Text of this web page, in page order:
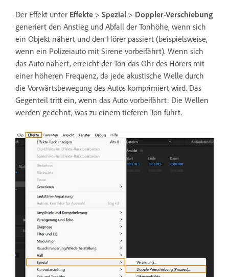
Der Effekt unter Effekte > Spezial > Doppler-Verschiebung
generiert den Anstieg und Abfall der Tonhöhe, wenn sich
ein Objekt nähert und den Hörer passiert (beispielsweise,
wenn ein Polizeiauto mit Sirene vorbeifährt). Wenn sich
das Auto nähert, erreicht der Ton das Ohr des Hörers mit
einer höheren Frequenz, da jede akustische Welle durch
die Vorwärtsbewegung des Autos komprimiert wird. Das
Gegenteil tritt ein, wenn das Auto vorbeifährt: Die Wellen
werden gedehnt, was zu einem tieferen Ton führt.